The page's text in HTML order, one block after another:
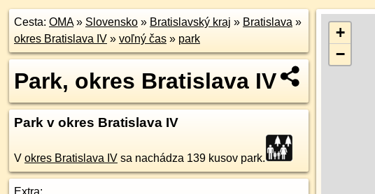
Cesta: OMA» Slovensko » Bratislavský kraj » Bratislava »
okres Bratislava IV » voľný čas » park
Park, okres Bratislava IV
Park v okres Bratislava IV
V okres Bratislava IV sa nachádza 139 kusov park.
Extra:
+
−